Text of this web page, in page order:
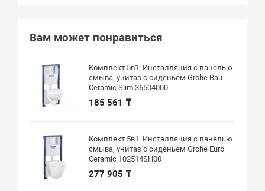
Вам может понравиться
Комплект 5в1: Инсталляция с панелью
смыва, унитаз с сиденьем Grohe Bau
Ceramic Slim 36504000
185 561 ₸
Комплект 5в1: Инсталляция с панелью
смыва, унитаз с сиденьем Grohe Euro
Ceramic 102514SH00
277 905 ₸